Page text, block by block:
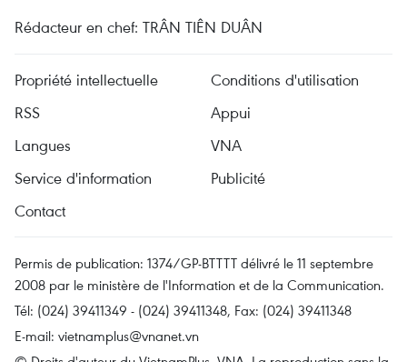
Rédacteur en chef: TRÂN TIÊN DUÂN
Propriété intellectuelle
Conditions d'utilisation
RSS
Appui
Langues
VNA
Service d'information
Publicité
Contact
Permis de publication: 1374/GP-BTTTT délivré le 11 septembre
2008 par le ministère de l'Information et de la Communication.
Tél: (024) 39411349 - (024) 39411348, Fax: (024) 39411348
E-mail: vietnamplus@vnanet.vn